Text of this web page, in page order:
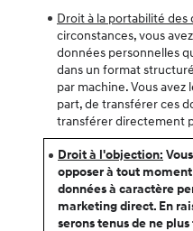
Droit à la portabilité des
circonstances, vous
données personnelles
dans un format
par machine. Vous
part, de transférer ces
transférer directement
Droit à l'objection:
opposer à tout
données à caractère
marketing direct. En
serons tenus de ne